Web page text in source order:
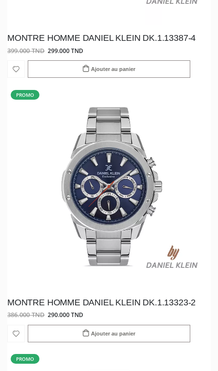
MONTRE HOMME DANIEL KLEIN DK.1.13387-4
399.000 TND 299.000 TND
Ajouter au panier
PROMO
MONTRE HOMME DANIEL KLEIN DK.1.13323-2
386.000 TND 290.000 TND
Ajouter au panier
PROMO